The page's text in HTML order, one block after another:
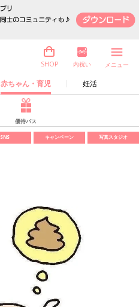
赤ちゃん・育児 妊活
SHOP 内祝い メニュー
優待パス
SNS キャンペーン 写真スタジオ